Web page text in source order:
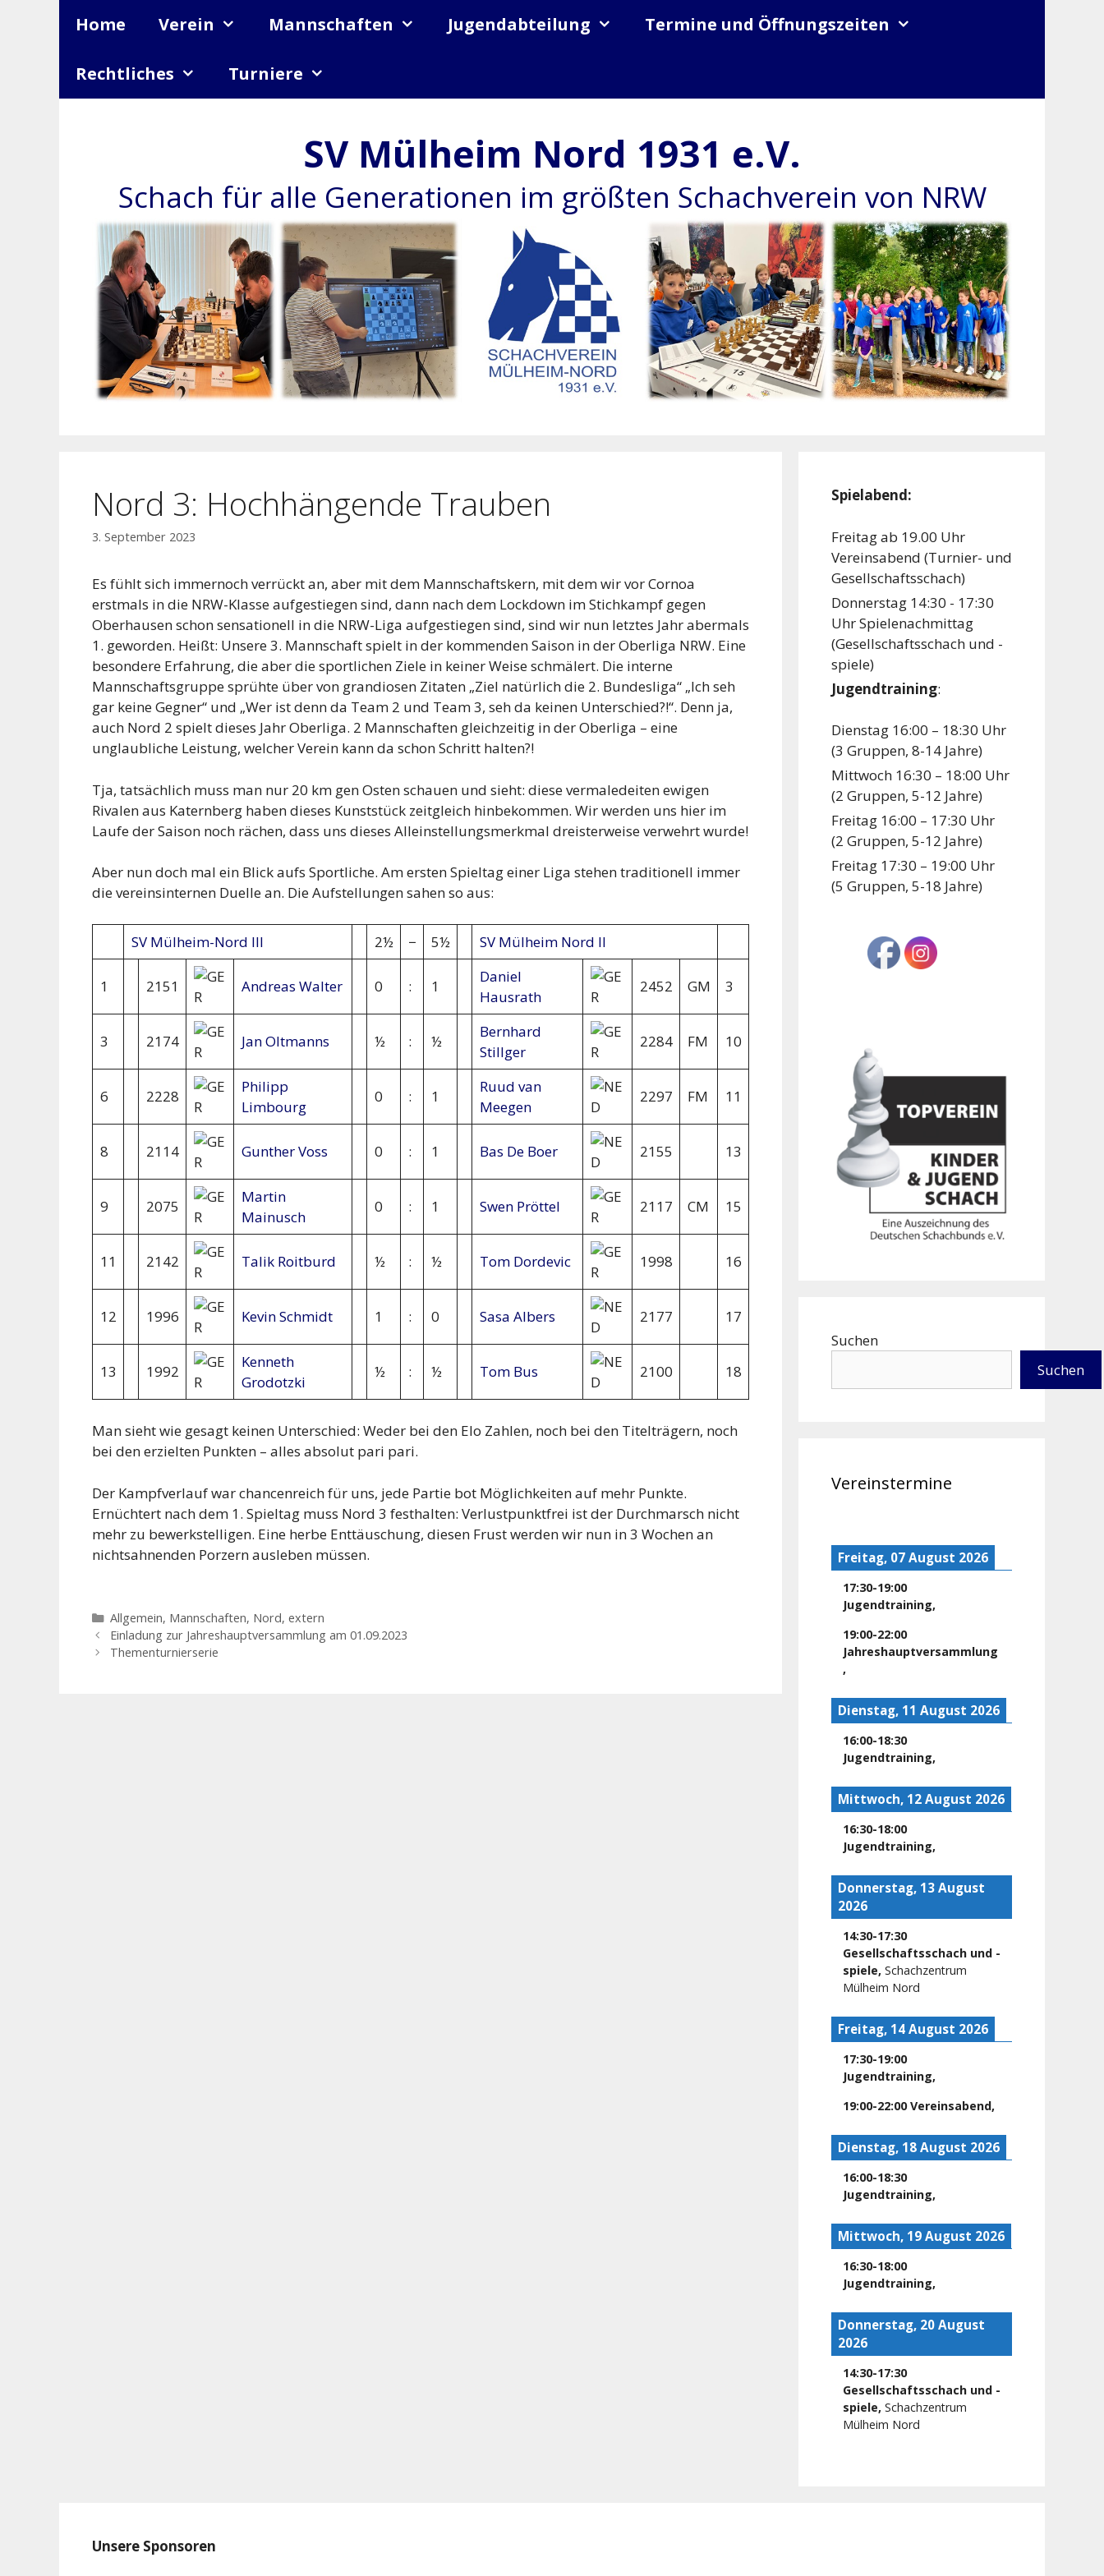
Home Verein Mannschaften Jugendabteilung Termine und Öffnungszeiten
Rechtliches Turniere
SV Mülheim Nord 1931 e.V.
Schach für alle Generationen im größten Schachverein von NRW
Nord 3: Hochhängende Trauben
3. September 2023
Es fühlt sich immernoch verrückt an, aber mit dem Mannschaftskern, mit dem wir vor Cornoa
erstmals in die NRW-Klasse aufgestiegen sind, dann nach dem Lockdown im Stichkampf gegen
Oberhausen schon sensationell in die NRW-Liga aufgestiegen sind, sind wir nun letztes Jahr abermals
1. geworden. Heißt: Unsere 3. Mannschaft spielt in der kommenden Saison in der Oberliga NRW. Eine
besondere Erfahrung, die aber die sportlichen Ziele in keiner Weise schmälert. Die interne
Mannschaftsgruppe sprühte über von grandiosen Zitaten „Ziel natürlich die 2. Bundesliga“ „Ich seh
gar keine Gegner“ und „Wer ist denn da Team 2 und Team 3, seh da keinen Unterschied?!“. Denn ja,
auch Nord 2 spielt dieses Jahr Oberliga. 2 Mannschaften gleichzeitig in der Oberliga – eine
unglaubliche Leistung, welcher Verein kann da schon Schritt halten?!
Tja, tatsächlich muss man nur 20 km gen Osten schauen und sieht: diese vermaledeiten ewigen
Rivalen aus Katernberg haben dieses Kunststück zeitgleich hinbekommen. Wir werden uns hier im
Laufe der Saison noch rächen, dass uns dieses Alleinstellungsmerkmal dreisterweise verwehrt wurde!
Aber nun doch mal ein Blick aufs Sportliche. Am ersten Spieltag einer Liga stehen traditionell immer
die vereinsinternen Duelle an. Die Aufstellungen sahen so aus:
SV Mülheim-Nord III 2½ − 5½ SV Mülheim Nord II
1 2151 Andreas Walter 0 : 1
Daniel
Hausrath
2452 GM 3
3 2174 Jan Oltmanns ½ : ½
Bernhard
Stillger
2284 FM 10
6 2228
Philipp
Limbourg
0 : 1
Ruud van
Meegen
2297 FM 11
8 2114 Gunther Voss 0 : 1 Bas De Boer 2155 13
9 2075
Martin
Mainusch
0 : 1 Swen Pröttel 2117 CM 15
11 2142 Talik Roitburd ½ : ½ Tom Dordevic 1998 16
12 1996 Kevin Schmidt 1 : 0 Sasa Albers 2177 17
13 1992
Kenneth
Grodotzki
½ : ½ Tom Bus 2100 18
Man sieht wie gesagt keinen Unterschied: Weder bei den Elo Zahlen, noch bei den Titelträgern, noch
bei den erzielten Punkten – alles absolut pari pari.
Der Kampfverlauf war chancenreich für uns, jede Partie bot Möglichkeiten auf mehr Punkte.
Ernüchtert nach dem 1. Spieltag muss Nord 3 festhalten: Verlustpunktfrei ist der Durchmarsch nicht
mehr zu bewerkstelligen. Eine herbe Enttäuschung, diesen Frust werden wir nun in 3 Wochen an
nichtsahnenden Porzern ausleben müssen.
Kategorien
Allgemein, Mannschaften, Nord, extern
Einladung zur Jahreshauptversammlung am 01.09.2023
Thementurnierserie
Spielabend:
Freitag ab 19.00 Uhr
Vereinsabend (Turnier- und
Gesellschaftsschach)
Donnerstag 14:30 - 17:30
Uhr Spielenachmittag
(Gesellschaftsschach und -
spiele)
Jugendtraining:
Dienstag 16:00 – 18:30 Uhr
(3 Gruppen, 8-14 Jahre)
Mittwoch 16:30 – 18:00 Uhr
(2 Gruppen, 5-12 Jahre)
Freitag 16:00 – 17:30 Uhr
(2 Gruppen, 5-12 Jahre)
Freitag 17:30 – 19:00 Uhr
(5 Gruppen, 5-18 Jahre)
Suchen
Suchen
Vereinstermine
Freitag, 07 August 2026
17:30-19:00
Jugendtraining,
19:00-22:00
Jahreshauptversammlung
,
Dienstag, 11 August 2026
16:00-18:30
Jugendtraining,
Mittwoch, 12 August 2026
16:30-18:00
Jugendtraining,
Donnerstag, 13 August
2026
14:30-17:30
Gesellschaftsschach und -
spiele, Schachzentrum
Mülheim Nord
Freitag, 14 August 2026
17:30-19:00
Jugendtraining,
19:00-22:00 Vereinsabend,
Dienstag, 18 August 2026
16:00-18:30
Jugendtraining,
Mittwoch, 19 August 2026
16:30-18:00
Jugendtraining,
Donnerstag, 20 August
2026
14:30-17:30
Gesellschaftsschach und -
spiele, Schachzentrum
Mülheim Nord
Unsere Sponsoren